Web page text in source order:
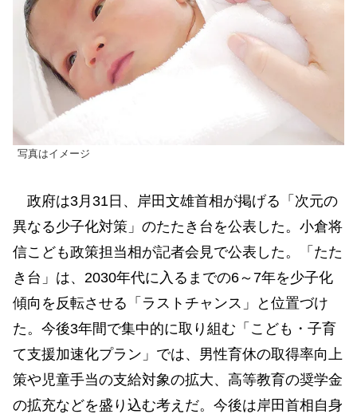
写真はイメージ
政府は3月31日、岸田文雄首相が掲げる「次元の
異なる少子化対策」のたたき台を公表した。小倉将
信こども政策担当相が記者会見で公表した。「たた
き台」は、2030年代に入るまでの6～7年を少子化
傾向を反転させる「ラストチャンス」と位置づけ
た。今後3年間で集中的に取り組む「こども・子育
て支援加速化プラン」では、男性育休の取得率向上
策や児童手当の支給対象の拡大、高等教育の奨学金
の拡充などを盛り込む考えだ。今後は岸田首相自身